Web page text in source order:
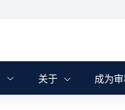
关于 成为